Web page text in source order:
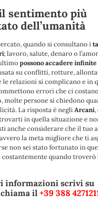
il sentimento più
dell’umanità
quando si consultano i
; lavoro, salute, denaro o
possono accadere infinite
su conflitti, rotture,
le relazioni si complicano e in
errori che ci
molte persone si chiedono
La risposta è negliArcani,
in quella situazione e
anche considerare che il tuo
la meta migliore che ti
non sei stato fortunato in
quando troverò
informazioni scrivi su
il+39 388